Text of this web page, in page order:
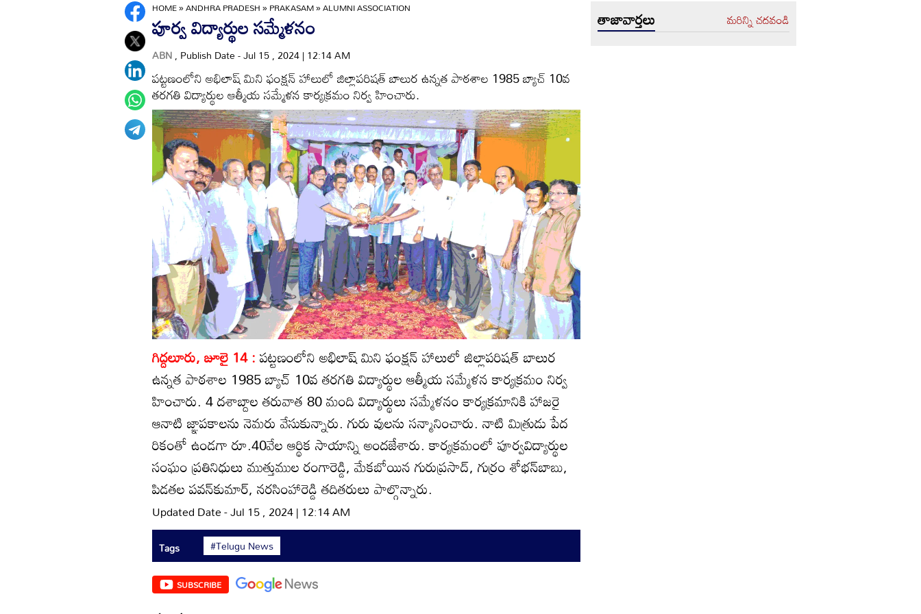
HOME»ANDHRA PRADESH»PRAKASAM»ALUMNI ASSOCIATION
పూర్వ విద్యార్థుల సమ్మేళనం
ABN, Publish Date - Jul 15 , 2024 | 12:14 AM
పట్టణంలోని అభిలాష్‌ మిని ఫంక్షన్‌ హాలులో జిల్లాపరిషత్‌ బాలుర ఉన్నత పాఠశాల 1985 బ్యాచ్‌ 10వ
తరగతి విద్యార్థుల ఆత్మీయ సమ్మేళన కార్యక్రమం నిర్వ హించారు.
గిద్దలూరు, జూలై 14 :పట్టణంలోని అభిలాష్‌ మిని ఫంక్షన్‌ హాలులో జిల్లాపరిషత్‌ బాలుర
ఉన్నత పాఠశాల 1985 బ్యాచ్‌ 10వ తరగతి విద్యార్థుల ఆత్మీయ సమ్మేళన కార్యక్రమం నిర్వ
హించారు. 4 దశాబ్దాల తరువాత 80 మంది విద్యార్థులు సమ్మేళనం కార్యక్రమానికి హాజరై
ఆనాటి జ్ఞాపకాలను నెమరు వేసుకున్నారు. గురు వులను సన్మానించారు. నాటి మిత్రుడు పేద
రికంతో ఉండగా రూ.40వేల ఆర్థిక సాయాన్ని అందజేశారు. కార్యక్రమంలో పూర్వవిద్యార్థుల
సంఘం ప్రతినిధులు ముత్తుముల రంగారెడ్డి, మేకబోయిన గురుప్రసాద్‌, గుర్రం శోభన్‌బాబు,
పిడతల పవన్‌కుమార్‌, నరసింహారెడ్డి తదితరులు పాల్గొన్నారు.
Updated Date - Jul 15 , 2024 | 12:14 AM
Tags #Telugu News
SUBSCRIBE
తాజావార్తలు మరిన్ని చదవండి